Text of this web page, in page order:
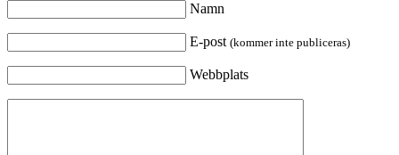
Namn
E-post (kommer inte publiceras)
Webbplats